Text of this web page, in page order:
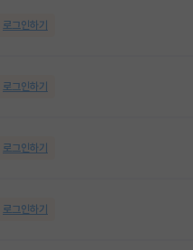
로그인하기
로그인하기
로그인하기
로그인하기